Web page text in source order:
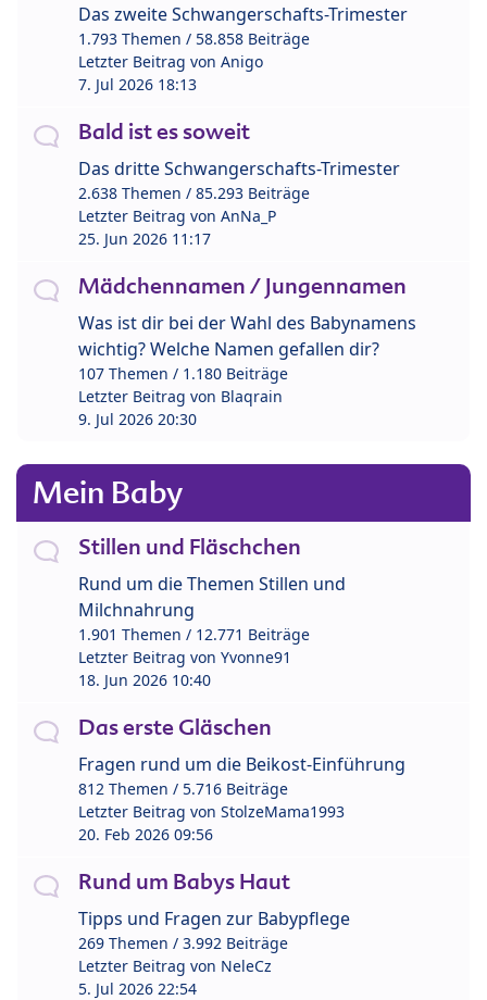
Das zweite Schwangerschafts-Trimester
1.793 Themen / 58.858 Beiträge
Letzter Beitrag von Anigo
7. Jul 2026 18:13
Bald ist es soweit
Das dritte Schwangerschafts-Trimester
2.638 Themen / 85.293 Beiträge
Letzter Beitrag von AnNa_P
25. Jun 2026 11:17
Mädchennamen / Jungennamen
Was ist dir bei der Wahl des Babynamens
wichtig? Welche Namen gefallen dir?
107 Themen / 1.180 Beiträge
Letzter Beitrag von Blaqrain
9. Jul 2026 20:30
Mein Baby
Stillen und Fläschchen
Rund um die Themen Stillen und
Milchnahrung
1.901 Themen / 12.771 Beiträge
Letzter Beitrag von Yvonne91
18. Jun 2026 10:40
Das erste Gläschen
Fragen rund um die Beikost-Einführung
812 Themen / 5.716 Beiträge
Letzter Beitrag von StolzeMama1993
20. Feb 2026 09:56
Rund um Babys Haut
Tipps und Fragen zur Babypflege
269 Themen / 3.992 Beiträge
Letzter Beitrag von NeleCz
5. Jul 2026 22:54